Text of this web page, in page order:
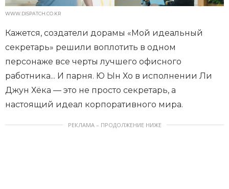
WWW.DISPATCH.CO.KR
Кажется, создатели дорамы «Мой идеальный
секретарь» решили воплотить в одном
персонаже все черты лучшего офисного
работника... И парня. Ю Ын Хо в исполнении Ли
Джун Хёка — это не просто секретарь, а
настоящий идеал корпоративного мира.
РЕКЛАМА – ПРОДОЛЖЕНИЕ НИЖЕ